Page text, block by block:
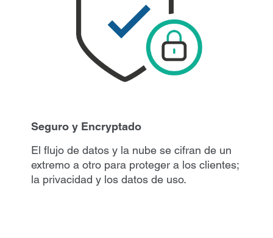
Seguro y Encryptado
El flujo de datos y la nube se cifran de un
extremo a otro para proteger a los clientes;
la privacidad y los datos de uso.